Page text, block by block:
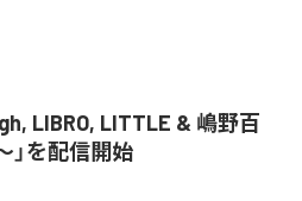
LIBRO, LITTLE & 嶋野百
」を配信開始